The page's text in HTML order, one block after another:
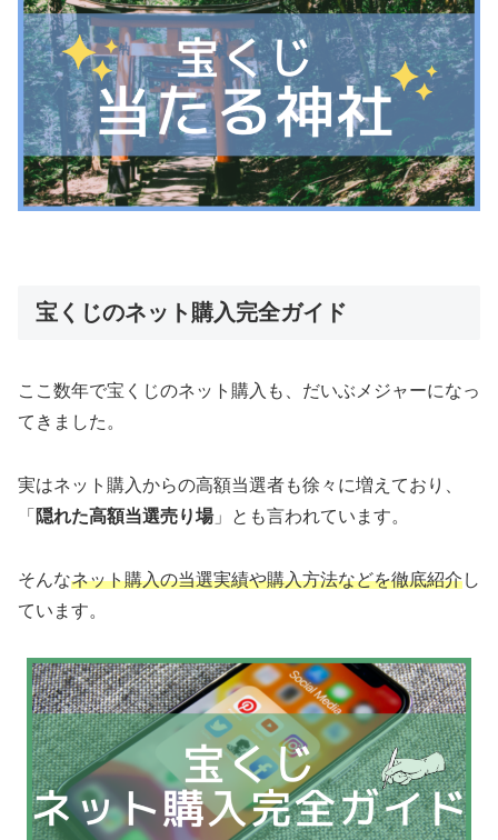
宝くじのネット購入完全ガイド
ここ数年で宝くじのネット購入も、だいぶメジャーになっ
てきました。
実はネット購入からの高額当選者も徐々に増えており、
「 隠れた高額当選売り場」とも言われています。
そんなネット購入の当選実績や購入方法などを徹底紹介し
ています。